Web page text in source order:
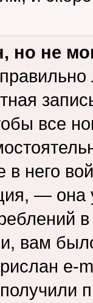
но не
все
в него
—
вам
e-